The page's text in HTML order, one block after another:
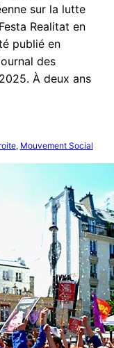
sur la lutte
Realitat en
publié en
des
À deux ans
, Mouvement Social